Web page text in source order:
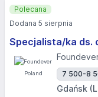
Specjalista/ka ds.
7 500-8
Gdańsk
Polecana
Dodana 5 sierpnia